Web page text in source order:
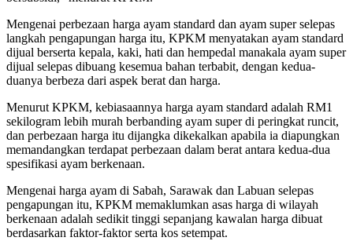
Mengenai perbezaan harga ayam standard dan ayam super selepas
langkah pengapungan harga itu, KPKM menyatakan ayam standard
dijual berserta kepala, kaki, hati dan hempedal manakala ayam super
dijual selepas dibuang kesemua bahan terbabit, dengan kedua-
duanya berbeza dari aspek berat dan harga.
Menurut KPKM, kebiasaannya harga ayam standard adalah RM1
sekilogram lebih murah berbanding ayam super di peringkat runcit,
dan perbezaan harga itu dijangka dikekalkan apabila ia diapungkan
memandangkan terdapat perbezaan dalam berat antara kedua-dua
spesifikasi ayam berkenaan.
Mengenai harga ayam di Sabah, Sarawak dan Labuan selepas
pengapungan itu, KPKM memaklumkan asas harga di wilayah
berkenaan adalah sedikit tinggi sepanjang kawalan harga dibuat
berdasarkan faktor-faktor serta kos setempat.